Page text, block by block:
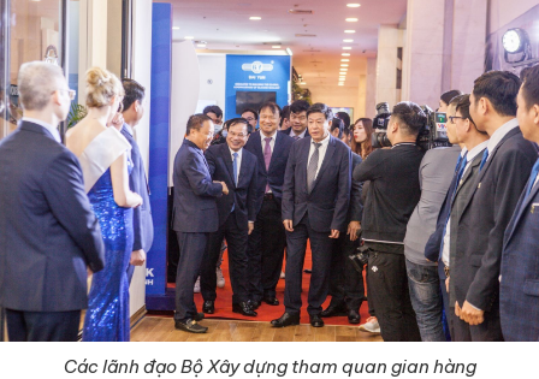
Các lãnh đạo Bộ Xây dựng tham quan gian hàng